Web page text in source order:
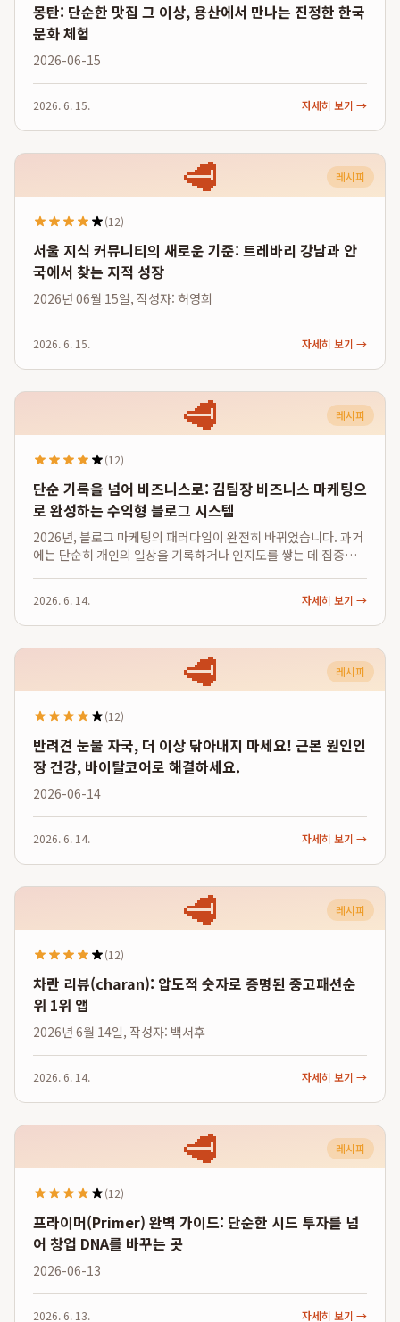
몽탄: 단순한 맛집 그 이상, 용산에서 만나는 진정한 한국
문화 체험
2026-06-15
2026. 6. 15. 자세히 보기 →
🥩 레시피
(12)
서울 지식 커뮤니티의 새로운 기준: 트레바리 강남과 안
국에서 찾는 지적 성장
2026년 06월 15일, 작성자: 허영희
2026. 6. 15. 자세히 보기 →
🥩 레시피
(12)
단순 기록을 넘어 비즈니스로: 김팀장 비즈니스 마케팅으
로 완성하는 수익형 블로그 시스템
2026년, 블로그 마케팅의 패러다임이 완전히 바뀌었습니다. 과거
에는 단순히 개인의 일상을 기록하거나 인지도를 쌓는 데 집중했
'비즈니스 시스템' 구축이 핵심 과제가 되었습니다. 수많은 방문자
가 그저 스쳐 지나가는 채널...
2026. 6. 14. 자세히 보기 →
🥩 레시피
(12)
반려견 눈물 자국, 더 이상 닦아내지 마세요! 근본 원인인
장 건강, 바이탈코어로 해결하세요.
2026-06-14
2026. 6. 14. 자세히 보기 →
🥩 레시피
(12)
차란 리뷰(charan): 압도적 숫자로 증명된 중고패션순
위 1위 앱
2026년 6월 14일, 작성자: 백서후
2026. 6. 14. 자세히 보기 →
🥩 레시피
(12)
프라이머(Primer) 완벽 가이드: 단순한 시드 투자를 넘
어 창업 DNA를 바꾸는 곳
2026-06-13
2026. 6. 13. 자세히 보기 →